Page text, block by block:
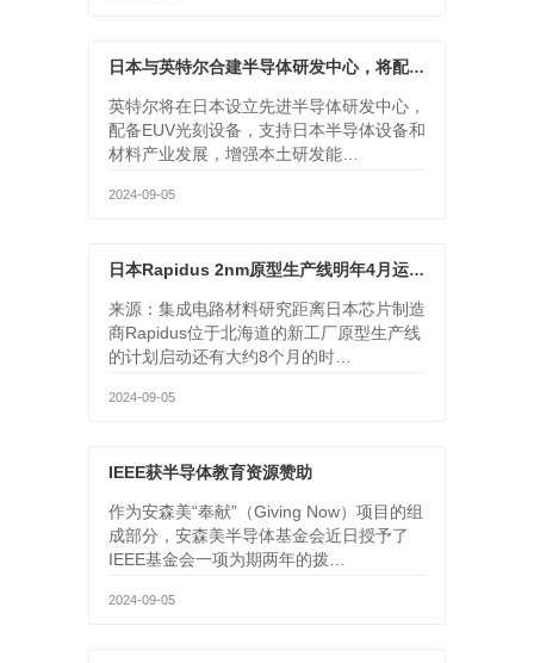
日本与英特尔合建半导体研发中心，将配备EUV光刻机
英特尔将在日本设立先进半导体研发中心，
配备EUV光刻设备，支持日本半导体设备和
材料产业发展，增强本土研发能…
2024-09-05
日本Rapidus 2nm原型生产线明年4月运营，北海道效仿纽约州打造芯片中心
来源：集成电路材料研究距离日本芯片制造
商Rapidus位于北海道的新工厂原型生产线
的计划启动还有大约8个月的时…
2024-09-05
IEEE获半导体教育资源赞助
作为安森美“奉献”（Giving Now）项目的组
成部分，安森美半导体基金会近日授予了
IEEE基金会一项为期两年的拨…
2024-09-05